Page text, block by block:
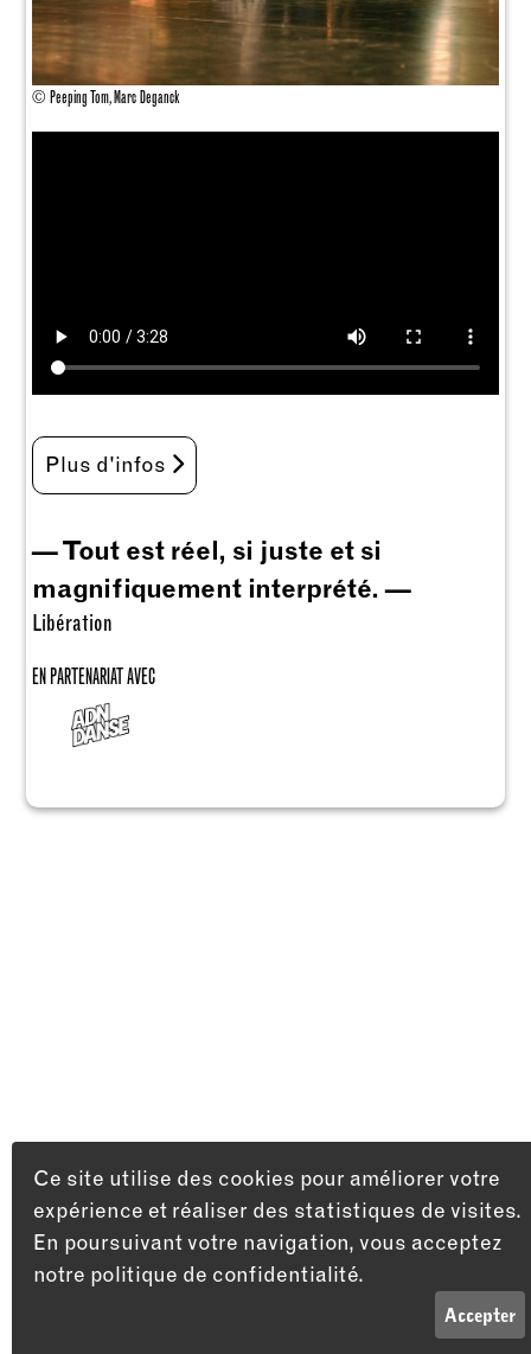
© Peeping Tom, Marc Deganck
Plus d'infos
— Tout est réel, si juste et si
magnifiquement interprété. —
Libération
EN PARTENARIAT AVEC
INFOS
Ce site utilise des cookies pour améliorer votre
expérience et réaliser des statistiques de visites.
En poursuivant votre navigation, vous acceptez
notre politique de confidentialité.
Accepter